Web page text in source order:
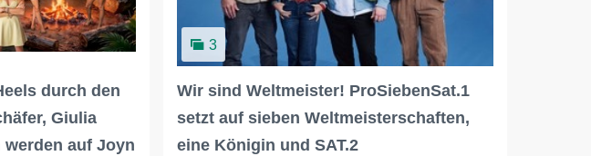
durch den
Giulia
werden auf Joyn
3
Wir sind Weltmeister! ProSiebenSat.1
setzt auf sieben Weltmeisterschaften,
eine Königin und SAT.2